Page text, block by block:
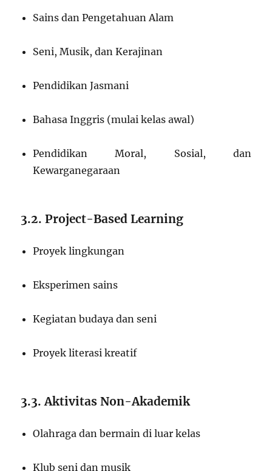
Sains dan Pengetahuan Alam
Seni, Musik, dan Kerajinan
Pendidikan Jasmani
Bahasa Inggris (mulai kelas awal)
Pendidikan Moral, Sosial, dan
Kewarganegaraan
3.2. Project-Based Learning
Proyek lingkungan
Eksperimen sains
Kegiatan budaya dan seni
Proyek literasi kreatif
3.3. Aktivitas Non-Akademik
Olahraga dan bermain di luar kelas
Klub seni dan musik